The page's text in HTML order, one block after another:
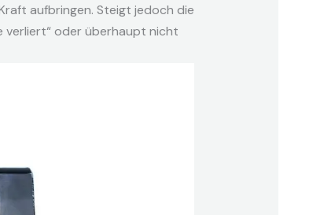
aufbringen. Steigt jedoch die
verliert“ oder überhaupt nicht